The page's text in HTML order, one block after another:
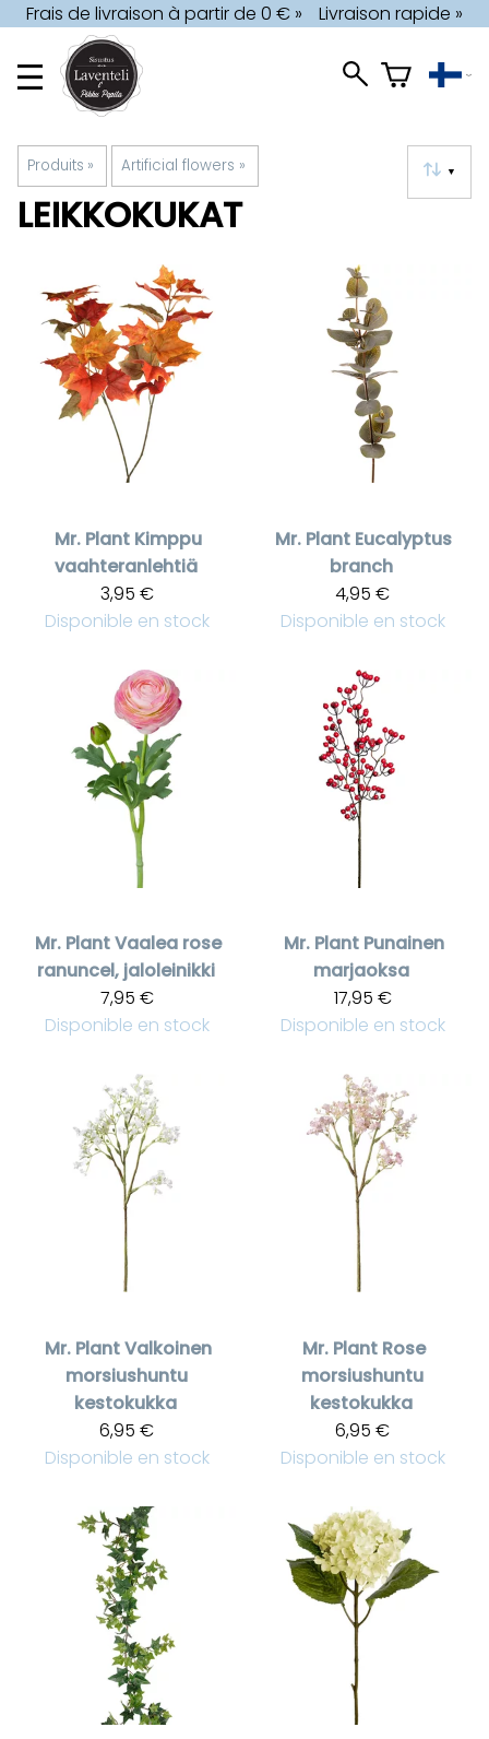
Frais de livraison à partir de 0 € » Livraison rapide »
Produits ‪» Artificial flowers ‪» ▼
LEIKKOKUKAT
Mr. Plant Kimppu
vaahteranlehtiä
3,95 €
Disponible en stock
Mr. Plant Eucalyptus
branch
4,95 €
Disponible en stock
Mr. PlantVaalea rose
ranuncel, jaloleinikki
7,95 €
Disponible en stock
Mr. Plant Punainen
marjaoksa
17,95 €
Disponible en stock
Mr. PlantValkoinen
morsiushuntu
kestokukka
6,95 €
Disponible en stock
Mr. Plant Rose
morsiushuntu
kestokukka
6,95 €
Disponible en stock